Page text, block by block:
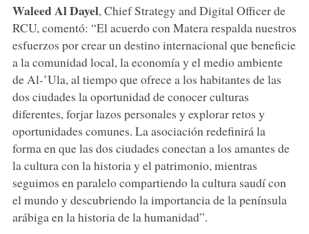
Waleed Al Dayel, Chief Strategy and Digital Officer de
RCU, comentó: “El acuerdo con Matera respalda nuestros
esfuerzos por crear un destino internacional que beneficie
a la comunidad local, la economía y el medio ambiente
de Al-’Ula, al tiempo que ofrece a los habitantes de las
dos ciudades la oportunidad de conocer culturas
diferentes, forjar lazos personales y explorar retos y
oportunidades comunes. La asociación redefinirá la
forma en que las dos ciudades conectan a los amantes de
la cultura con la historia y el patrimonio, mientras
seguimos en paralelo compartiendo la cultura saudí con
el mundo y descubriendo la importancia de la península
arábiga en la historia de la humanidad”.